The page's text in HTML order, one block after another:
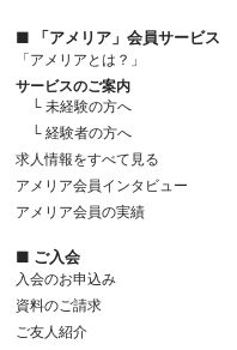
■ 「アメリア」会員サービス
「アメリアとは？」
サービスのご案内
└ 未経験の方へ
└ 経験者の方へ
求人情報をすべて見る
アメリア会員インタビュー
アメリア会員の実績
■ ご入会
入会のお申込み
資料のご請求
ご友人紹介